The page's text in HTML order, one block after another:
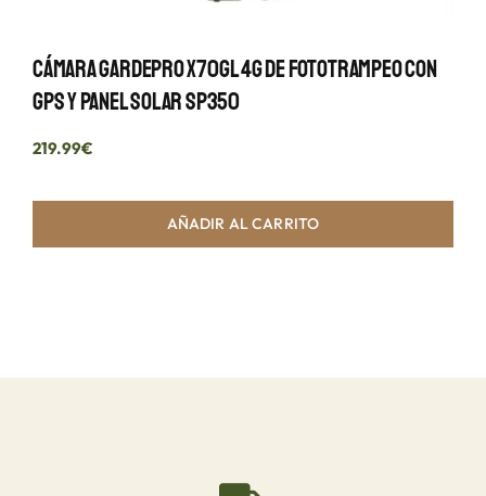
Cámara GardePro X70GL 4G De Fototrampeo Con
GPS Y Panel Solar SP350
219.99€
AÑADIR AL CARRITO